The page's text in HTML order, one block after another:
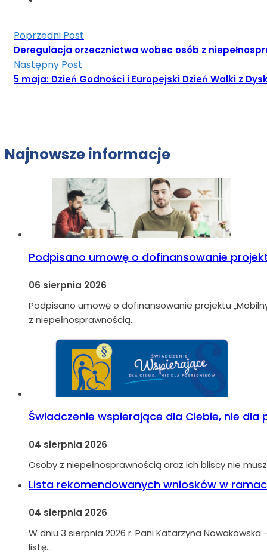
Poprzedni Post
Deregulacja orzecznictwa wobec osób z
Następny Post
5 maja: Dzień Godności i Europejski Dzień Walki z
Najnowsze informacje
Podpisano umowę o dofinansowanie
06 sierpnia 2026
Podpisano umowę o dofinansowanie projektu
z niepełnosprawnością…
Świadczenie wspierające dla Ciebie, nie dla
04 sierpnia 2026
Osoby z niepełnosprawnością oraz ich bliscy nie
Lista rekomendowanych wniosków w
04 sierpnia 2026
W dniu 3 sierpnia 2026 r. Pani Katarzyna
listę…